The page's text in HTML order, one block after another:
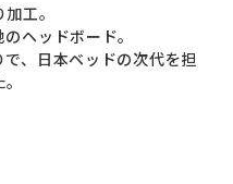
⼯。
ヘッドボード。
、日本ベッドの次代を担